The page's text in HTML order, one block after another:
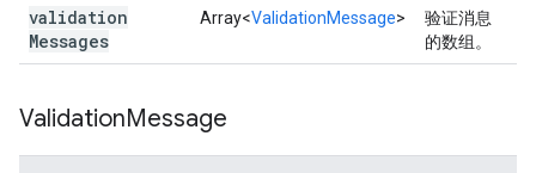
validation
Messages
Array<ValidationMessage>
验证消息
的数组。
ValidationMessage